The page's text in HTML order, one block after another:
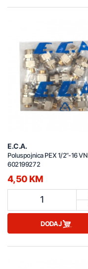
E.C.A.
Poluspojnica PEX 1/2”-16 VN
602199272
4,50 KM
1
DODAJ